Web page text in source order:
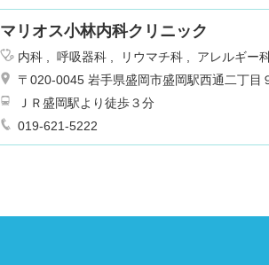
マリオス小林内科クリニック
内科 呼吸器科 リウマチ科
アレルギー
〒020-0045 岩手県盛岡市盛岡駅西通二丁目
ＪＲ盛岡駅より徒歩３分
019-621-5222